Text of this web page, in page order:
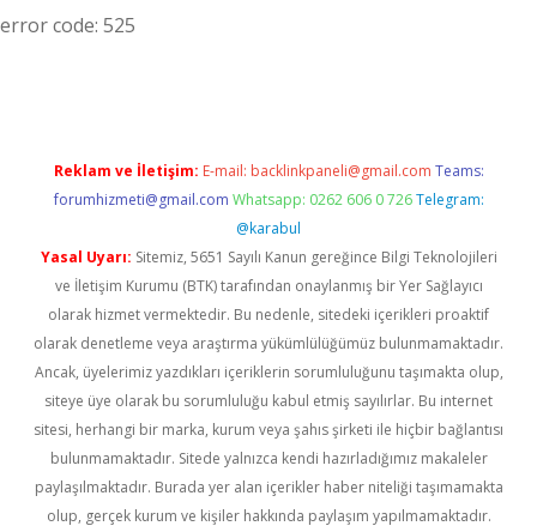
error code: 525
Reklam ve İletişim: E-mail: backlinkpaneli@gmail.com Teams:
forumhizmeti@gmail.com Whatsapp: 0262 606 0 726 Telegram:
@karabul
Yasal Uyarı: Sitemiz, 5651 Sayılı Kanun gereğince Bilgi Teknolojileri
ve İletişim Kurumu (BTK) tarafından onaylanmış bir Yer Sağlayıcı
olarak hizmet vermektedir. Bu nedenle, sitedeki içerikleri proaktif
olarak denetleme veya araştırma yükümlülüğümüz bulunmamaktadır.
Ancak, üyelerimiz yazdıkları içeriklerin sorumluluğunu taşımakta olup,
siteye üye olarak bu sorumluluğu kabul etmiş sayılırlar. Bu internet
sitesi, herhangi bir marka, kurum veya şahıs şirketi ile hiçbir bağlantısı
bulunmamaktadır. Sitede yalnızca kendi hazırladığımız makaleler
paylaşılmaktadır. Burada yer alan içerikler haber niteliği taşımamakta
olup, gerçek kurum ve kişiler hakkında paylaşım yapılmamaktadır.